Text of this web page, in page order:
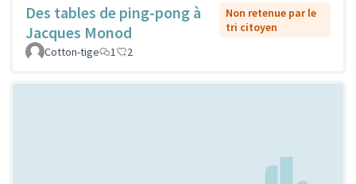
Des tables de ping-pong à
Jacques Monod
Non retenue par le
tri citoyen
Cotton-tige
1 2